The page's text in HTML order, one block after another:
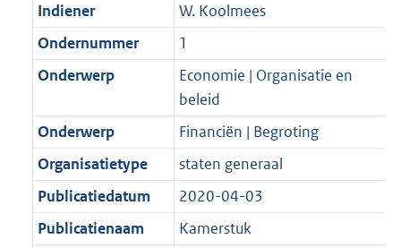
Indiener
W. Koolmees
Ondernummer
1
Onderwerp
Economie | Organisatie en
beleid
Onderwerp
Financiën | Begroting
Organisatietype
staten generaal
Publicatiedatum
2020-04-03
Publicatienaam
Kamerstuk